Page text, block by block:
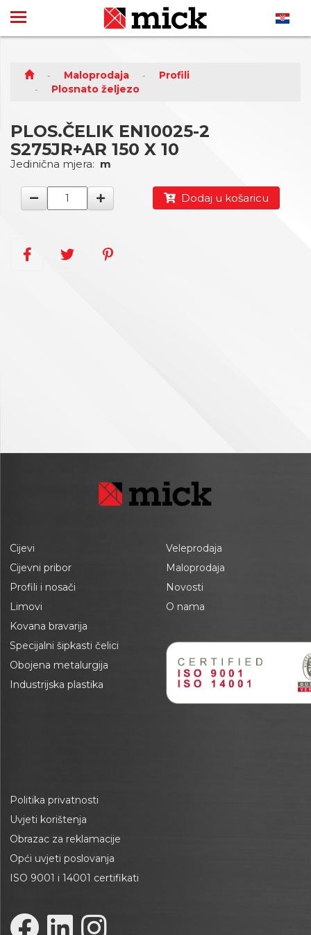
Maloprodaja
Profili
Plosnato željezo
PLOS.ČELIK EN10025-2
S275JR+AR 150 X 10
Jedinična mjera: m
Dodaj u košaricu
Cijevi
Cijevni pribor
Profili i nosači
Limovi
Kovana bravarija
Specijalni šipkasti čelici
Obojena metalurgija
Industrijska plastika
Veleprodaja
Maloprodaja
Novosti
O nama
Politika privatnosti
Uvjeti korištenja
Obrazac za reklamacije
Opći uvjeti poslovanja
ISO 9001 i 14001 certifikati